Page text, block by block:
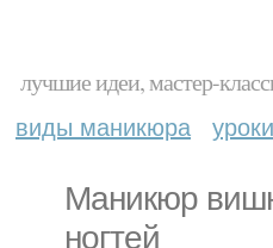
лучшие идеи, мастер-
виды маникюра
Маникюр
ногтей